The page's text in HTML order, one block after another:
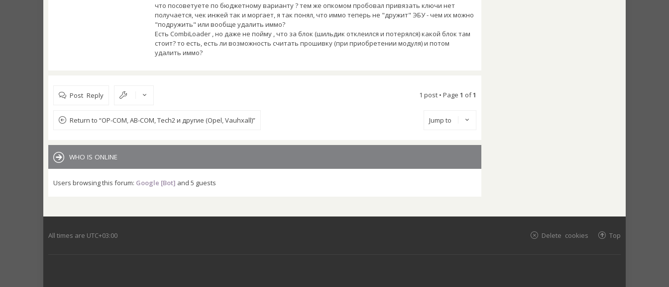
что посоветуете по бюджетному варианту ? тем же опкомом пробовал привязать ключи нет
получается, чек инжей так и моргает, я так понял, что иммо теперь не "дружит" ЭБУ - чем их можно
"подружить" или вообще удалить иммо?
Есть CombiLoader , но даже не пойму , что за блок (шильдик отклеился и потерялся) какой блок там
стоит? то есть, есть ли возможность считать прошивку (при приобретении модуля) и потом
удалить иммо?
Post Reply 1 post • Page 1 of1
Return to “OP-COM, AB-COM, Tech2 и другие (Opel, Vauhxall)” Jump to
WHO IS ONLINE
Users browsing this forum: Google [Bot] and 5 guests
All times are UTC+03:00 Top
Delete cookies